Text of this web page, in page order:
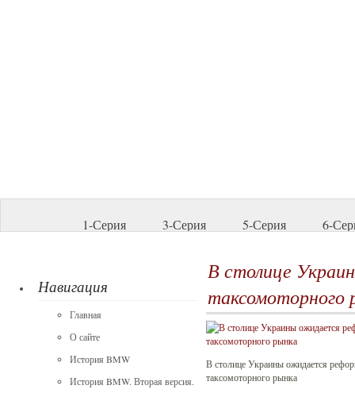
1-Серия 3-Серия 5-Серия 6-
Навигация
Главная
О сайте
История BMW
История BMW. Вторая версия.
В столице
таксомоторного
В столице Украины ожидается
таксомоторного рынка